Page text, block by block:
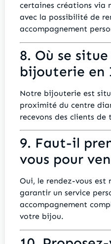
certaines créations via
avec la possibilité de
accompagnement
8. Où se
bijouterie en
Notre bijouterie est
proximité du centre
recevons des clients
9. Faut-il
vous pour
Oui, le rendez-vous est
garantir un service
accompagnement
votre bijou.